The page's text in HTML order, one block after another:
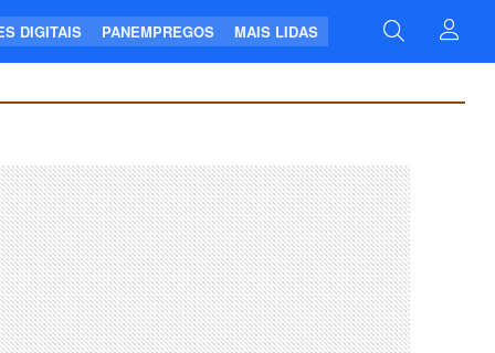
DIGITAIS PANEMPREGOS MAIS LIDAS